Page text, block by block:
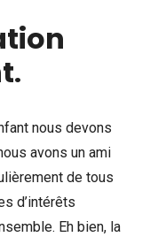
.
nous devons
avons un ami
de tous
d’intérêts
Eh bien, la